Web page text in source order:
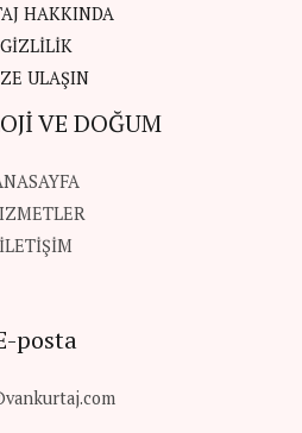
HAKKINDA
GİZLİLİK
ULAŞIN
VE DOĞUM
İLETİŞİM
posta